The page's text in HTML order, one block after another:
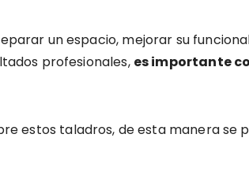
un espacio, mejorar su
profesionales, es importante
estos taladros, de esta manera se